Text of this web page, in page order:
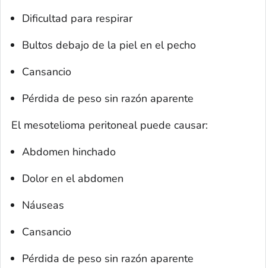
Dificultad para respirar
Bultos debajo de la piel en el pecho
Cansancio
Pérdida de peso sin razón aparente
El mesotelioma peritoneal puede causar:
Abdomen hinchado
Dolor en el abdomen
Náuseas
Cansancio
Pérdida de peso sin razón aparente